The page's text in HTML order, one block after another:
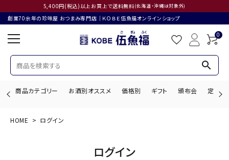
5,400円(税込)以上お買上で送料無料(北海道・沖縄は対象外)
創業70余年の珍味屋 おつまみ専門店│ＫＯＢＥ伍魚福オンラインショップ
0
search
商品カテゴリー お酒別オススメ 価格別 ギフト 頒布会 定期購
HOME ログイン
ログイン